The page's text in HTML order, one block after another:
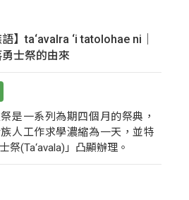
語】ta‘avalra ‘i tatolohae ni｜
士祭的由來
是一系列為期四個月的祭典，
人工作求學濃縮為一天，並特
祭(Ta‘avala)」凸顯辦理。